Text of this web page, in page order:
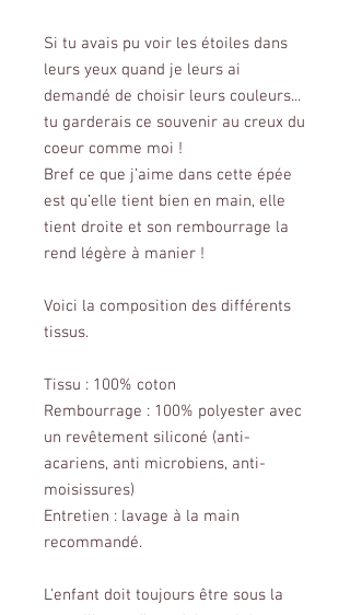
Si tu avais pu voir les étoiles dans
leurs yeux quand je leurs ai
demandé de choisir leurs couleurs...
tu garderais ce souvenir au creux du
coeur comme moi !
Bref ce que j’aime dans cette épée
est qu’elle tient bien en main, elle
tient droite et son rembourrage la
rend légère à manier !
Voici la composition des différents
tissus.
Tissu : 100% coton
Rembourrage : 100% polyester avec
un revêtement siliconé (anti-
acariens, anti microbiens, anti-
moisissures)
Entretien : lavage à la main
recommandé.
L'enfant doit toujours être sous la